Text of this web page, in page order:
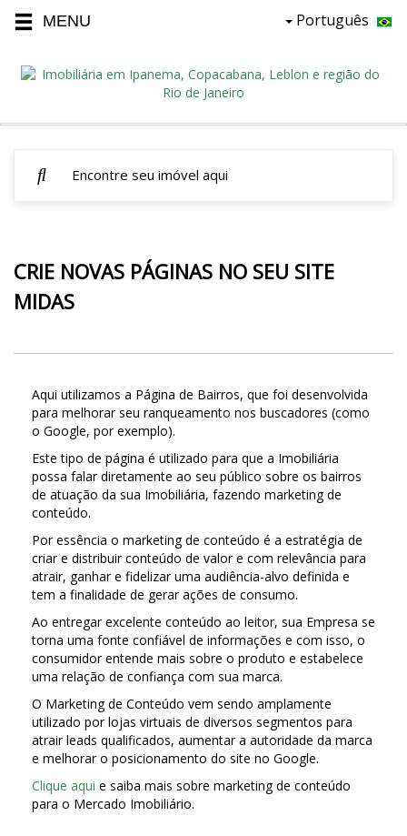
Português
CRIE NOVAS PÁGINAS NO SEU SITE
MIDAS
Aqui utilizamos a Página de Bairros, que foi desenvolvida
para melhorar seu ranqueamento nos buscadores (como
o Google, por exemplo).
Este tipo de página é utilizado para que a Imobiliária
possa falar diretamente ao seu público sobre os bairros
de atuação da sua Imobiliária, fazendo marketing de
conteúdo.
Por essência o marketing de conteúdo é a estratégia de
criar e distribuir conteúdo de valor e com relevância para
atrair, ganhar e fidelizar uma audiência-alvo definida e
tem a finalidade de gerar ações de consumo.
Ao entregar excelente conteúdo ao leitor, sua Empresa se
torna uma fonte confiável de informações e com isso, o
consumidor entende mais sobre o produto e estabelece
uma relação de confiança com sua marca.
O Marketing de Conteúdo vem sendo amplamente
utilizado por lojas virtuais de diversos segmentos para
atrair leads qualificados, aumentar a autoridade da marca
e melhorar o posicionamento do site no Google.
Clique aqui e saiba mais sobre marketing de conteúdo
para o Mercado Imobiliário.